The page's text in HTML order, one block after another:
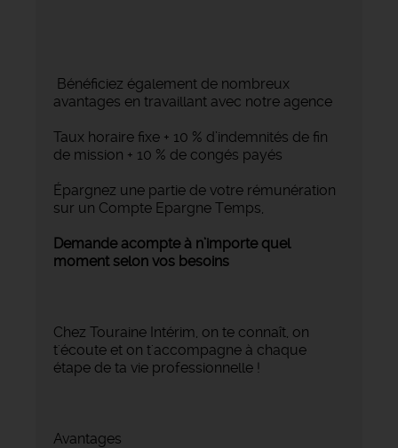
Bénéficiez également de nombreux
avantages en travaillant avec notre agence
Taux horaire fixe + 10 % d’indemnités de fin
de mission + 10 % de congés payés
Épargnez une partie de votre rémunération
sur un Compte Epargne Temps,
Demande acompte à n’importe quel
moment selon vos besoins
Chez Touraine Intérim, on te connaît, on
t'écoute et on t'accompagne à chaque
étape de ta vie professionnelle !
Avantages